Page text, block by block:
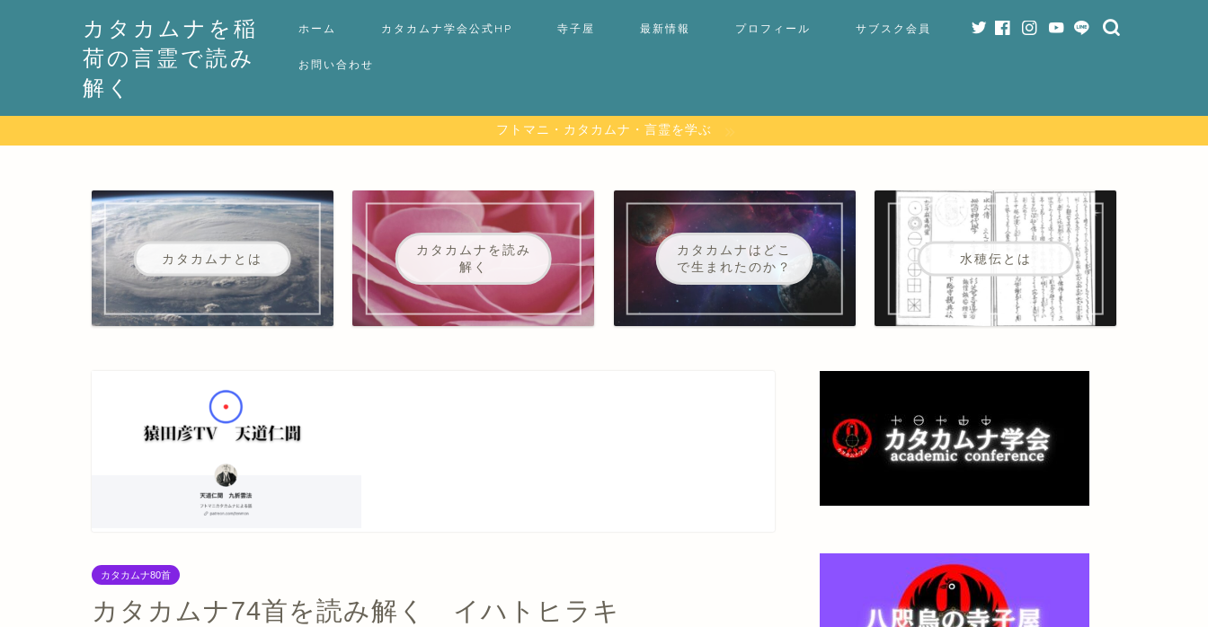
カタカムナを稲
荷の言霊で読み
解く
ホーム カタカムナ学会公式HP 寺子屋 最新情報 プロフィール サブスク会員
お問い合わせ
フトマニ・カタカムナ・言霊を学ぶ
カタカムナとは
カタカムナを読み
解く
カタカムナはどこ
で生まれたのか？
水穂伝とは
カタカムナ80首
カタカムナ74首を読み解く イハトヒラキ